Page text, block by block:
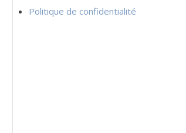
Politique de confidentialité